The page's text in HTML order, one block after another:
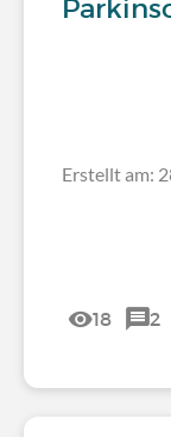
Erstellt am:
18 2